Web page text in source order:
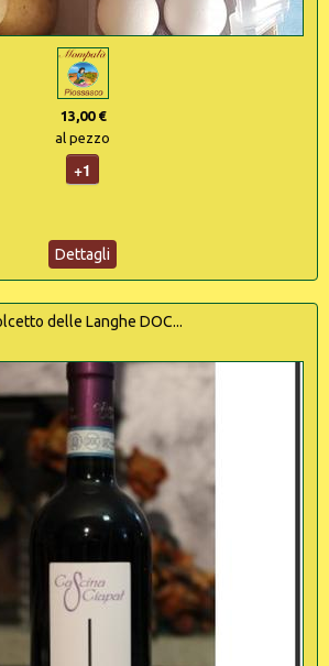
13,00 €
al pezzo
+1
Dettagli
delle Langhe DOC...